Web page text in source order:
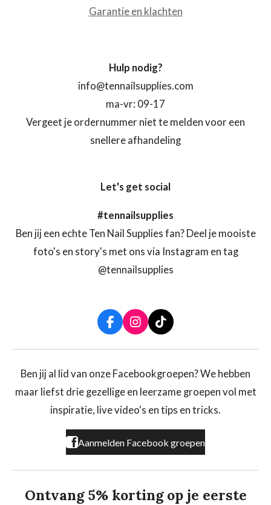
Garantie en klachten
Hulp nodig?
info@tennailsupplies.com
ma-vr: 09-17
Vergeet je ordernummer niet te melden voor een
snellere afhandeling
Let's get social
#tennailsupplies
Ben jij een echte Ten Nail Supplies fan? Deel je mooiste
foto's en story's met ons via Instagram en tag
@tennailsupplies
F
a
c
b
o
k
I
n
s
a
r
a
T
i
k
o
Ben jij al lid van onze Facebookgroepen? We hebben
maar liefst drie gezellige en leerzame groepen vol met
inspiratie, live video's en tips en tricks.
Aanmelden Facebook groepen
Ontvang 5% korting op je eerste